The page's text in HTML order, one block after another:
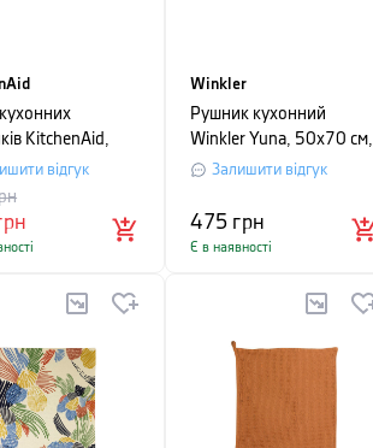
KitchenAid,
см/45х45 см, 3
відгук
Winkler
Рушник кухонний
Winkler Yuna, 50х70 см,
кольоровий
Залишити відгук
475 грн
Є в наявності